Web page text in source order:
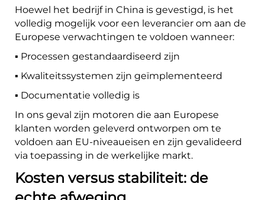
Hoewel het bedrijf in China is gevestigd, is het
volledig mogelijk voor een leverancier om aan de
Europese verwachtingen te voldoen wanneer:
▪️ Processen gestandaardiseerd zijn
▪️ Kwaliteitssystemen zijn geïmplementeerd
▪️ Documentatie volledig is
In ons geval zijn motoren die aan Europese
klanten worden geleverd ontworpen om te
voldoen aan EU-niveaueisen en zijn gevalideerd
via toepassing in de werkelijke markt.
Kosten versus stabiliteit: de